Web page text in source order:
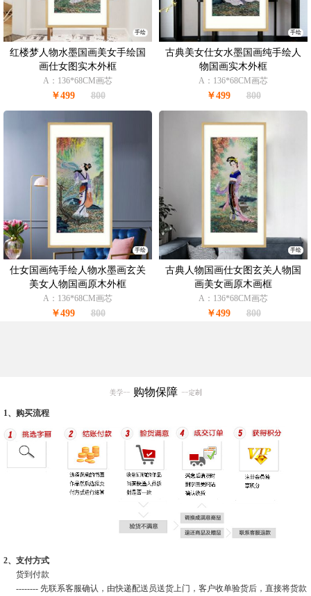
手绘
红楼梦人物水墨国画美女手绘国
画仕女图实木外框
A：136*68CM画芯
￥499 800
手绘
古典美女仕女水墨国画纯手绘人
物国画实木外框
A：136*68CM画芯
￥499 800
手绘
仕女国画纯手绘人物水墨画玄关
美女人物国画原木外框
A：136*68CM画芯
￥499 800
手绘
古典人物国画仕女图玄关人物国
画美女画原木画框
A：136*68CM画芯
￥499 800
购物保障
1、购买流程
2、支付方式
货到付款
-------- 先联系客服确认，由快递配送员送货上门，客户收单验货后，直接将货款